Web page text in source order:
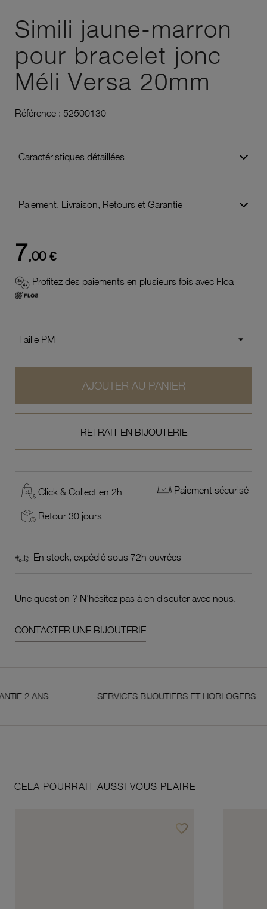
Simili jaune-marron
pour bracelet jonc
Méli Versa 20mm
Référence : 52500130
Caractéristiques détaillées
Paiement, Livraison, Retours et Garantie
7,00 €
Profitez des paiements en plusieurs fois avec Floa
AJOUTER AU PANIER
RETRAIT EN BIJOUTERIE
Click & Collect en 2h Paiement sécurisé
Retour 30 jours
En stock, expédié sous 72h ouvrées
Une question ? N'hésitez pas à en discuter avec nous.
CONTACTER UNE BIJOUTERIE
ANS SERVICES BIJOUTIERS ET HORLOGERS
CELA POURRAIT AUSSI VOUS PLAIRE
favorite_borderAjouter à vos favoris